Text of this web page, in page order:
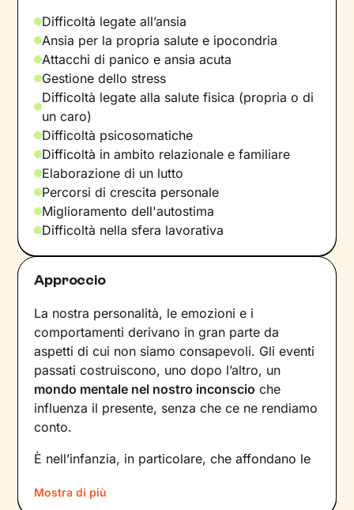
Difficoltà legate all’ansia
Ansia per la propria salute e ipocondria
Attacchi di panico e ansia acuta
Gestione dello stress
Difficoltà legate alla salute fisica (propria o di
un caro)
Difficoltà psicosomatiche
Difficoltà in ambito relazionale e familiare
Elaborazione di un lutto
Percorsi di crescita personale
Miglioramento dell'autostima
Difficoltà nella sfera lavorativa
Approccio
La nostra personalità, le emozioni e i
comportamenti derivano in gran parte da
aspetti di cui non siamo consapevoli. Gli eventi
passati costruiscono, uno dopo l’altro, un
mondo mentale nel nostro inconscio che
influenza il presente, senza che ce ne rendiamo
conto.
È nell’infanzia, in particolare, che affondano le
e agire: leesperienze vissute in famiglia
Mostra di più